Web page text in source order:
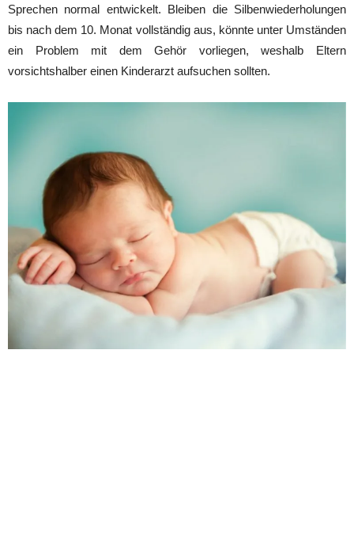
Sprechen normal entwickelt. Bleiben die Silbenwiederholungen
bis nach dem 10. Monat vollständig aus, könnte unter Umständen
ein Problem mit dem Gehör vorliegen, weshalb Eltern
vorsichtshalber einen Kinderarzt aufsuchen sollten.